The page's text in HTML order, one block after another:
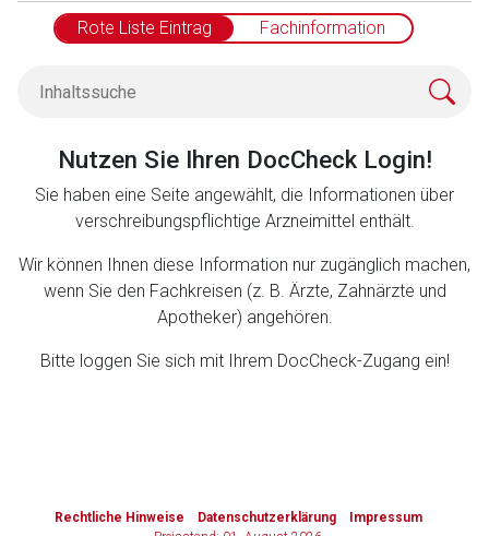
Rote Liste Eintrag Fachinformation
Nutzen Sie Ihren DocCheck Login!
Sie haben eine Seite angewählt, die Informationen über
verschreibungspflichtige Arzneimittel enthält.
Wir können Ihnen diese Information nur zugänglich machen,
wenn Sie den Fachkreisen (z. B. Ärzte, Zahnärzte und
Apotheker) angehören.
Bitte loggen Sie sich mit Ihrem DocCheck-Zugang ein!
Rechtliche Hinweise Datenschutzerklärung
Impressum
Betreiber verantwortlich. Ebenso gelten dort ggf. andere
Datenschutzbestimmungen.
Zur Seite